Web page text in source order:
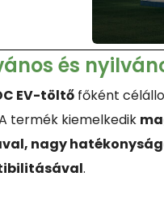
és
EV-töltő főként
termék kiemelkedik
nagy
.